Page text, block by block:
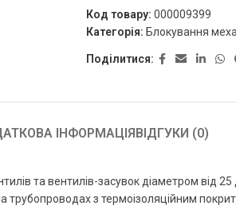
Код товару: 000009399
Категорія: Блокування
Поділитися:
ІНФОРМАЦІЯВІДГУКИ (0)
та вентилів-засувок діаметром від 25
з термоізоляційним